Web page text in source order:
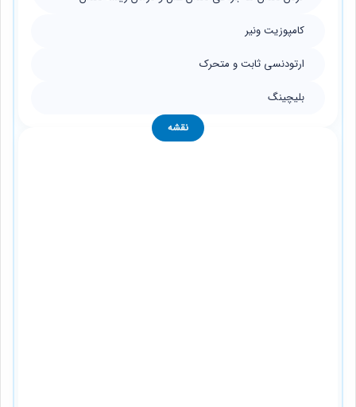
کامپوزیت ونیر
ارتودنسی ثابت و متحرک
بلیچینگ
نقشه